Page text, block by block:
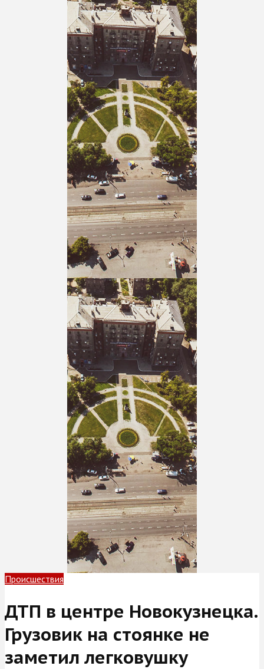
Происшествия
ДТП в центре Новокузнецка.
Грузовик на стоянке не
заметил легковушку